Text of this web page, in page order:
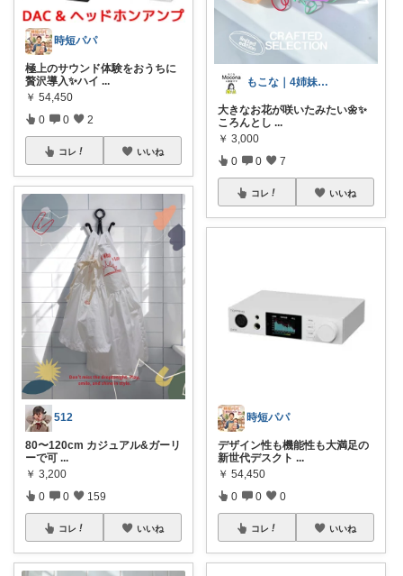
時短パパ
極上のサウンド体験をおうちに
贅沢導入✨ハイ ...
￥ 54,450
0 0 2
コレ いいね
512
80〜120cm カジュアル&ガーリ
ーで可 ...
￥ 3,200
0 0 159
コレ いいね
もこな｜4姉妹ママ×子供のも×家事ラク
大きなお花が咲いたみたい🌼✨
ころんとし ...
￥ 3,000
0 0 7
コレ いいね
時短パパ
デザイン性も機能性も大満足の
新世代デスクト ...
￥ 54,450
0 0 0
コレ いいね